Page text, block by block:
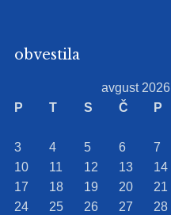
obvestila
avgust 2026
P
T S Č P
3
4 5 6 7
10
11 12 13 14
17
18 19 20 21
24
25 26 27 28